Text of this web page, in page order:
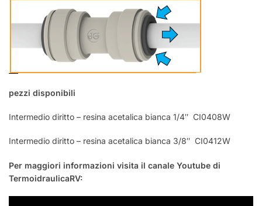
pezzi disponibili
Intermedio diritto – resina acetalica bianca 1/4″ CI0408W
Intermedio diritto – resina acetalica bianca 3/8″ CI0412W
Per maggiori informazioni visita il canale Youtube di
TermoidraulicaRV: